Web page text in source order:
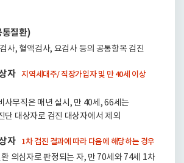
통질환)
사, 혈액검사, 요검사 등의 공통항목 검진
자
지역세대주/ 직장가입자 및 만 40세 이상
사무직은 매년 실시, 만 40세, 66세는
단 대상자로 검진 대상자에서 제외
자
1차 검진 결과에 따라 다음에 해당하는 경우
의심자로 판정되는 자, 만 70세와 74세 1차